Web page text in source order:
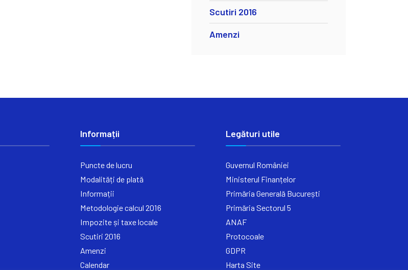
Scutiri 2016
Amenzi
Informații
Puncte de lucru
Modalități de plată
Informații
Metodologie calcul 2016
Impozite și taxe locale
Scutiri 2016
Amenzi
Calendar
Legături utile
Guvernul României
Ministerul Finanțelor
Primăria Generală București
Primăria Sectorul 5
ANAF
Protocoale
GDPR
Harta Site